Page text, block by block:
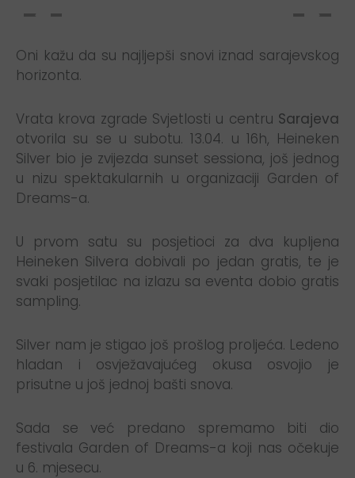
Oni kažu da su najljepši snovi iznad sarajevskog
horizonta.
Vrata krova zgrade Svjetlosti u centru Sarajeva
otvorila su se u subotu. 13.04. u 16h, Heineken
Silver bio je zvijezda sunset sessiona, još jednog
u nizu spektakularnih u organizaciji Garden of
Dreams-a.
U prvom satu su posjetioci za dva kupljena
Heineken Silvera dobivali po jedan gratis, te je
svaki posjetilac na izlazu sa eventa dobio gratis
sampling.
Silver nam je stigao još prošlog proljeća. Ledeno
hladan i osvježavajućeg okusa osvojio je
prisutne u još jednoj bašti snova.
Sada se već predano spremamo biti dio
festivala Garden of Dreams-a koji nas očekuje
u 6. mjesecu.